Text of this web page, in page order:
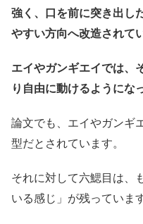
強く、口を前に突き出し
やすい方向へ改造されて
エイやガンギエイでは、
り自由に動けるようにな
論文でも、エイやガンギ
型だとされています。
それに対して六鰓目は、
いる感じ」が残っています